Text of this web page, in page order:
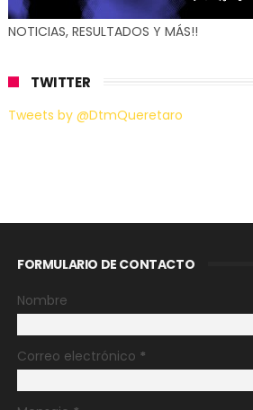
NOTICIAS, RESULTADOS Y MÁS!!
TWITTER
Tweets by @DtmQueretaro
FORMULARIO DE CONTACTO
Nombre
Correo electrónico *